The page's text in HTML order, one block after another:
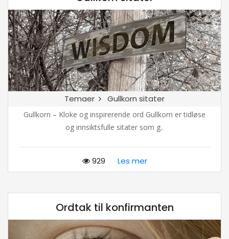
Temaer Gullkorn sitater
Gullkorn – Kloke og inspirerende ord Gullkorn er tidløse
og innsiktsfulle sitater som g..
929 Les mer
Ordtak til konfirmanten